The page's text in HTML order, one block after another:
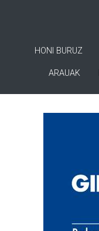
HONI BURUZ
ARAUAK